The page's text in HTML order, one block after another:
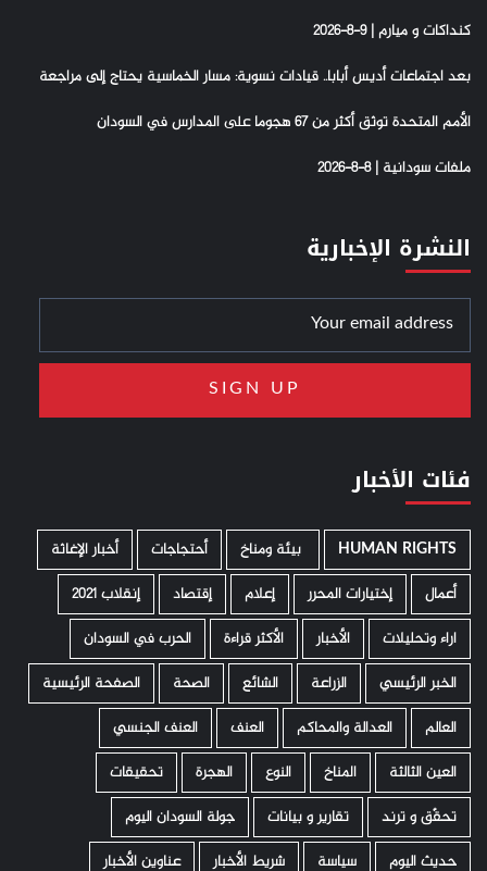
كنداكات و ميارم | 9-8-2026
بعد اجتماعات أديس أبابا.. قيادات نسوية: مسار الخماسية يحتاج إلى مراجعة
الأمم المتحدة توثق أكثر من 67 هجوما على المدارس في السودان
ملفات سودانية | 8-8-2026
النشرة الإخبارية
فئات الأخبار
HUMAN RIGHTS ­ بيئة ومناخ أحتجاجات
أخبار الإغاثة
أعمال
إختيارات المحرر إعلام إقتصاد
إنقلاب 2021
اراء وتحليلات
الأخبار الأكثر قراءة
الحرب في السودان
الخبر الرئيسي
الزراعة الشائع الصحة
الصفحة الرئيسية
العالم
العدالة والمحاكم العنف
العنف الجنسي
العين الثالثة
المناخ النوع الهجرة
تحقيقات
تحقّق و ترند
تقارير و بيانات
جولة السودان اليوم
حديث اليوم
سياسة شريط الأخبار عناوين الأخبار